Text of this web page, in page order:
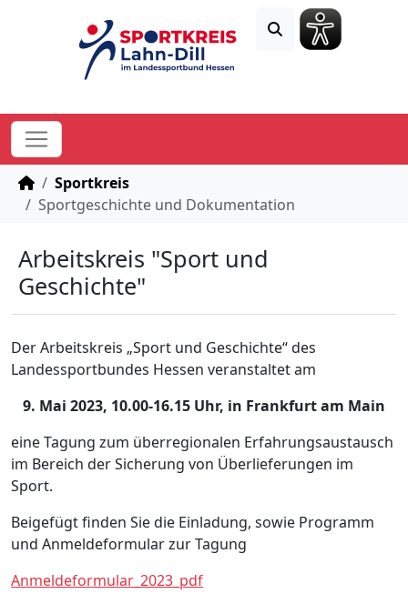
STARTSEITE
Sportkreis
Sportgeschichte und Dokumentation
Arbeitskreis "Sport und
Geschichte"
Der Arbeitskreis „Sport und Geschichte“ des
Landessportbundes Hessen veranstaltet am
9. Mai 2023, 10.00-16.15 Uhr, in Frankfurt am Main
eine Tagung zum überregionalen Erfahrungsaustausch
im Bereich der Sicherung von Überlieferungen im
Sport.
Beigefügt finden Sie die Einladung, sowie Programm
und Anmeldeformular zur Tagung
Anmeldeformular_2023_pdf